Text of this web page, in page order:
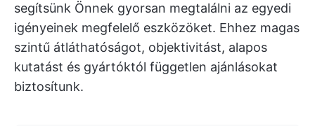
segítsünk Önnek gyorsan megtalálni az egyedi
igényeinek megfelelő eszközöket. Ehhez magas
szintű átláthatóságot, objektivitást, alapos
kutatást és gyártóktól független ajánlásokat
biztosítunk.